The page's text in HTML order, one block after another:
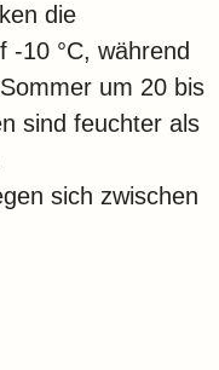
die
-10 °C, während
um 20 bis
sind feuchter als
sich zwischen